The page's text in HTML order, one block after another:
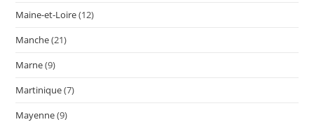
Maine-et-Loire(12)
Manche(21)
Marne(9)
Martinique(7)
Mayenne(9)